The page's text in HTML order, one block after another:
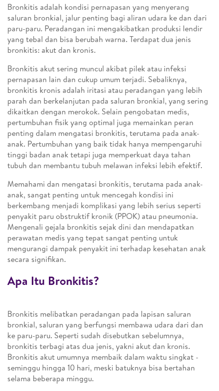
Bronkitis adalah kondisi pernapasan yang menyerang
saluran bronkial, jalur penting bagi aliran udara ke dan dari
paru-paru. Peradangan ini mengakibatkan produksi lendir
yang tebal dan bisa berubah warna. Terdapat dua jenis
bronkitis: akut dan kronis.
Bronkitis akut sering muncul akibat pilek atau infeksi
pernapasan lain dan cukup umum terjadi. Sebaliknya,
bronkitis kronis adalah iritasi atau peradangan yang lebih
parah dan berkelanjutan pada saluran bronkial, yang sering
dikaitkan dengan merokok. Selain pengobatan medis,
pertumbuhan fisik yang optimal juga memainkan peran
penting dalam mengatasi bronkitis, terutama pada anak-
anak. Pertumbuhan yang baik tidak hanya mempengaruhi
tinggi badan anak tetapi juga memperkuat daya tahan
tubuh dan membantu tubuh melawan infeksi lebih efektif.
Memahami dan mengatasi bronkitis, terutama pada anak-
anak, sangat penting untuk mencegah kondisi ini
berkembang menjadi komplikasi yang lebih serius seperti
penyakit paru obstruktif kronik (PPOK) atau pneumonia.
Mengenali gejala bronkitis sejak dini dan mendapatkan
perawatan medis yang tepat sangat penting untuk
mengurangi dampak penyakit ini terhadap kesehatan anak
secara signifikan.
Apa Itu Bronkitis?
Bronkitis melibatkan peradangan pada lapisan saluran
bronkial, saluran yang berfungsi membawa udara dari dan
ke paru-paru. Seperti sudah disebutkan sebelumnya,
bronkitis terbagi atas dua jenis, yakni akut dan kronis.
Bronkitis akut umumnya membaik dalam waktu singkat -
seminggu hingga 10 hari, meski batuknya bisa bertahan
selama beberapa minggu.